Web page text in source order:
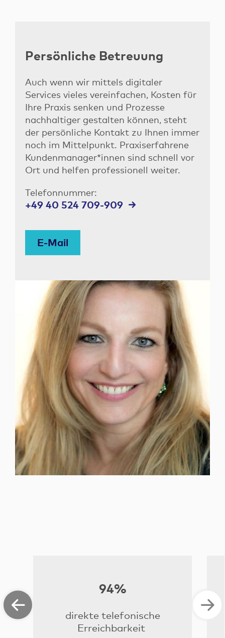
Persönliche Betreuung
Auch wenn wir mittels digitaler
Services vieles vereinfachen, Kosten für
Ihre Praxis senken und Prozesse
nachhaltiger gestalten können, steht
der persönliche Kontakt zu Ihnen immer
noch im Mittelpunkt. Praxiserfahrene
Kundenmanager*innen sind schnell vor
Ort und helfen professionell weiter.
Telefonnummer:
+49 40 524 709-909
E-Mail
94%
direkte telefonische
Erreichbarkeit